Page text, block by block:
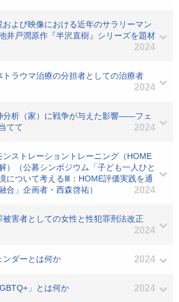
よび映像における近年のサラリーマン
戸潤原作『半沢直樹』シリーズを題材
2024
ラウマ治療の分担者としての治療者
2024
分析（家）に戦争が与えた影響――フェ
てて
2024
ストレーショントレーニング（HOME
）（公募シンポジウム「子ども一人ひと
について考えるⅢ：HOME評価実践を通
合」企画者・西森啓祐）
2024
害者としての女性と性犯罪刑法改正
2024
ンダーとは何か 2024
」とは何か 2024